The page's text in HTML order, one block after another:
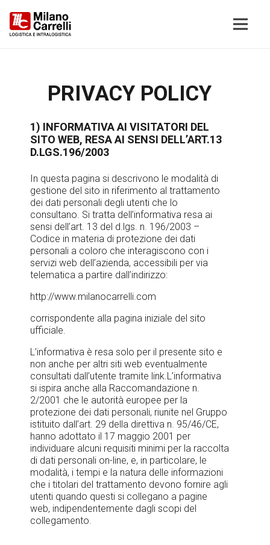
PRIVACY POLICY
1) INFORMATIVA AI VISITATORI DEL
SITO WEB, RESA AI SENSI DELL’ART.13
D.LGS.196/2003
In questa pagina si descrivono le modalità di
gestione del sito in riferimento al trattamento
dei dati personali degli utenti che lo
consultano. Si tratta dell’informativa resa ai
sensi dell’art. 13 del d.lgs. n. 196/2003 –
Codice in materia di protezione dei dati
personali a coloro che interagiscono con i
servizi web dell’azienda, accessibili per via
telematica a partire dall’indirizzo:
http://www.milanocarrelli.com
corrispondente alla pagina iniziale del sito
ufficiale.
L’informativa è resa solo per il presente sito e
non anche per altri siti web eventualmente
consultati dall’utente tramite link.L’informativa
si ispira anche alla Raccomandazione n.
2/2001 che le autorità europee per la
protezione dei dati personali, riunite nel Gruppo
istituito dall’art. 29 della direttiva n. 95/46/CE,
hanno adottato il 17 maggio 2001 per
individuare alcuni requisiti minimi per la raccolta
di dati personali on-line, e, in particolare, le
modalità, i tempi e la natura delle informazioni
che i titolari del trattamento devono fornire agli
utenti quando questi si collegano a pagine
web, indipendentemente dagli scopi del
collegamento.